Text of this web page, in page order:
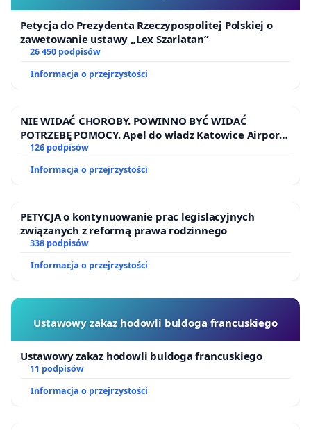
Petycja do Prezydenta Rzeczypospolitej Polskiej o
zawetowanie ustawy „Lex Szarlatan”
26 450 podpisów
Informacja o przejrzystości
NIE WIDAĆ CHOROBY. POWINNO BYĆ WIDAĆ
POTRZEBĘ POMOCY. Apel do władz Katowice Airport
o przystąpienie do programu HIDDEN DISABILITIES
SUNFLOWER – SŁONECZNIK – UKRYTE
NIEPEŁNOSPRAWNOŚCI
126 podpisów
Informacja o przejrzystości
PETYCJA o kontynuowanie prac legislacyjnych
związanych z reformą prawa rodzinnego
338 podpisów
Informacja o przejrzystości
Ustawowy zakaz hodowli buldoga francuskiego
Ustawowy zakaz hodowli buldoga francuskiego
11 podpisów
Informacja o przejrzystości